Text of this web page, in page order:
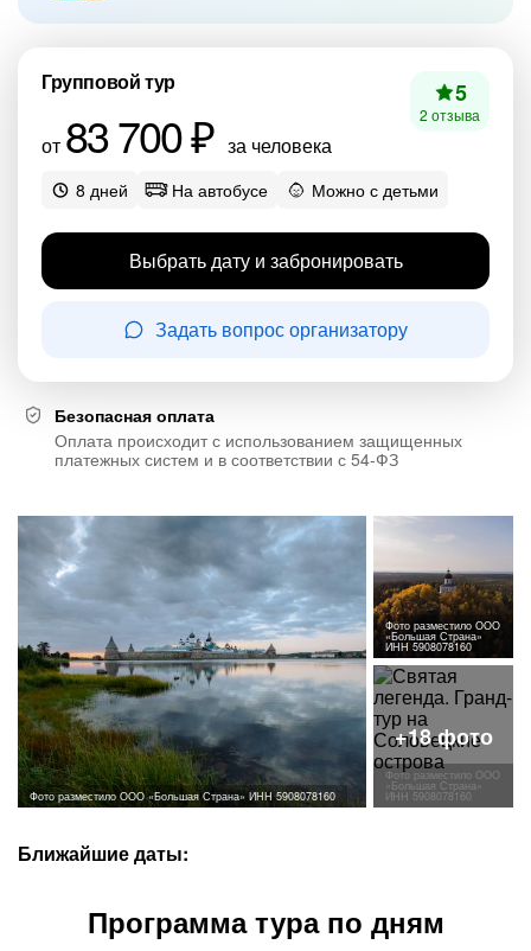
Групповой тур
от 83 700 ₽ за человека
5
2 отзыва
8 дней На автобусе Можно с детьми
Выбрать дату и забронировать
Задать вопрос организатору
Безопасная оплата
Оплата происходит с использованием защищенных
платежных систем и в соответствии с 54-ФЗ
Фото разместило ООО «Большая Страна» ИНН 5908078160
Фото разместило ООО
«Большая Страна»
ИНН 5908078160
Фото разместило ООО
«Большая Страна»
ИНН 5908078160
Ближайшие даты:
Программа тура по дням